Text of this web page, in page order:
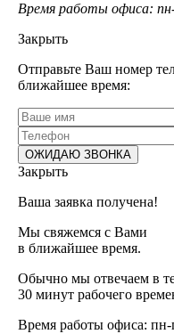
Время работы офиса:
Закрыть
Отправьте Ваш номер
ближайшее время:
Закрыть
Ваша заявка получена!
Мы свяжемся с Вами
в ближайшее время.
Обычно мы отвечаем в
30 минут рабочего
Время работы офиса: пн-